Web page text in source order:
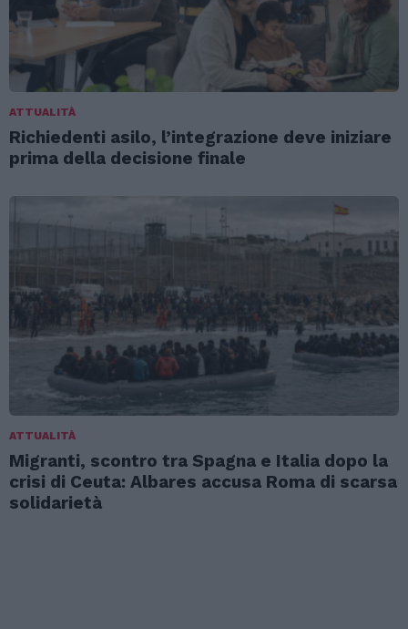
ATTUALITÀ
Richiedenti asilo, l’integrazione deve iniziare
prima della decisione finale
ATTUALITÀ
Migranti, scontro tra Spagna e Italia dopo la
crisi di Ceuta: Albares accusa Roma di scarsa
solidarietà